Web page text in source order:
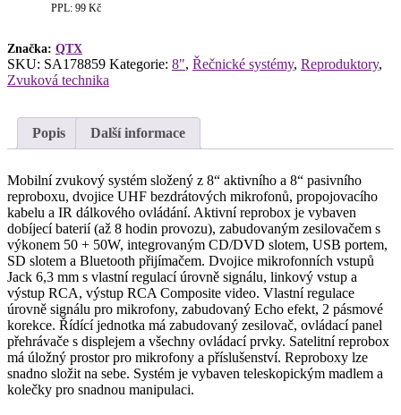
100W
množství
PPL: 99 Kč
Značka: QTX
SKU: SA178859 Kategorie: 8", Řečnické systémy, Reproduktory,
Zvuková technika
Popis Další informace
Mobilní zvukový systém složený z 8“ aktivního a 8“ pasivního
reproboxu, dvojice UHF bezdrátových mikrofonů, propojovacího
kabelu a IR dálkového ovládání. Aktivní reprobox je vybaven
dobíjecí baterií (až 8 hodin provozu), zabudovaným zesilovačem s
výkonem 50 + 50W, integrovaným CD/DVD slotem, USB portem,
SD slotem a Bluetooth přijímačem. Dvojice mikrofonních vstupů
Jack 6,3 mm s vlastní regulací úrovně signálu, linkový vstup a
výstup RCA, výstup RCA Composite video. Vlastní regulace
úrovně signálu pro mikrofony, zabudovaný Echo efekt, 2 pásmové
korekce. Řídící jednotka má zabudovaný zesilovač, ovládací panel
přehrávače s displejem a všechny ovládací prvky. Satelitní reprobox
má úložný prostor pro mikrofony a příslušenství. Reproboxy lze
snadno složit na sebe. Systém je vybaven teleskopickým madlem a
kolečky pro snadnou manipulaci.